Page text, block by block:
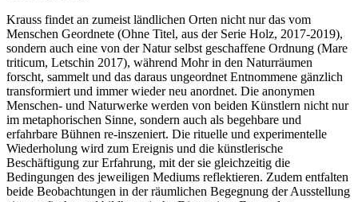
Krauss findet an zumeist ländlichen Orten nicht nur das vom
Menschen Geordnete (Ohne Titel, aus der Serie Holz, 2017-2019),
sondern auch eine von der Natur selbst geschaffene Ordnung (Mare
triticum, Letschin 2017), während Mohr in den Naturräumen
forscht, sammelt und das daraus ungeordnet Entnommene gänzlich
transformiert und immer wieder neu anordnet. Die anonymen
Menschen- und Naturwerke werden von beiden Künstlern nicht nur
im metaphorischen Sinne, sondern auch als begehbare und
erfahrbare Bühnen re-inszeniert. Die rituelle und experimentelle
Wiederholung wird zum Ereignis und die künstlerische
Beschäftigung zur Erfahrung, mit der sie gleichzeitig die
Bedingungen des jeweiligen Mediums reflektieren. Zudem entfalten
beide Beobachtungen in der räumlichen Begegnung der Ausstellung